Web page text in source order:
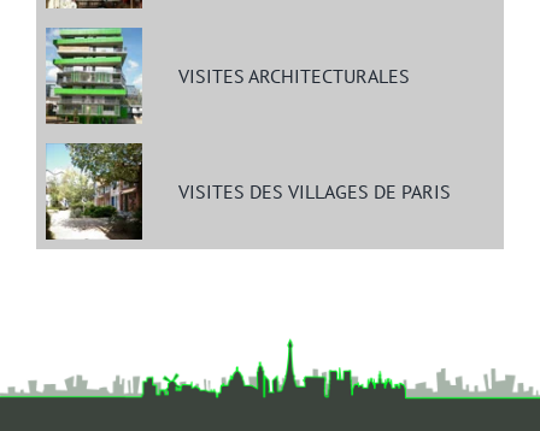
VISITES ARCHITECTURALES
VISITES DES VILLAGES DE PARIS